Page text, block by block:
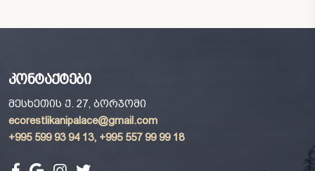
კონტაქტები
მესხეთის ქ. 27, ბორჯომი
ecorestlikanipalace@gmail.com
+995 599 93 94 13, +995 557 99 99 18